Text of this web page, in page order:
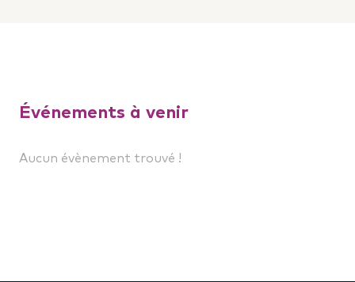
Événements à venir
Aucun évènement trouvé !